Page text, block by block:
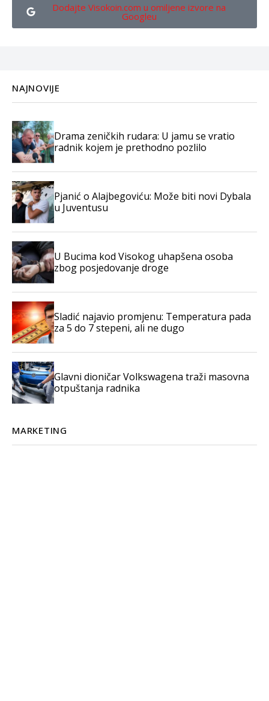
Dodajte Visokoin.com u omiljene izvore na
Googleu
NAJNOVIJE
Drama zeničkih rudara: U jamu se vratio
radnik kojem je prethodno pozlilo
Pjanić o Alajbegoviću: Može biti novi Dybala
u Juventusu
U Bucima kod Visokog uhapšena osoba
zbog posjedovanje droge
Sladić najavio promjenu: Temperatura pada
za 5 do 7 stepeni, ali ne dugo
Glavni dioničar Volkswagena traži masovna
otpuštanja radnika
MARKETING